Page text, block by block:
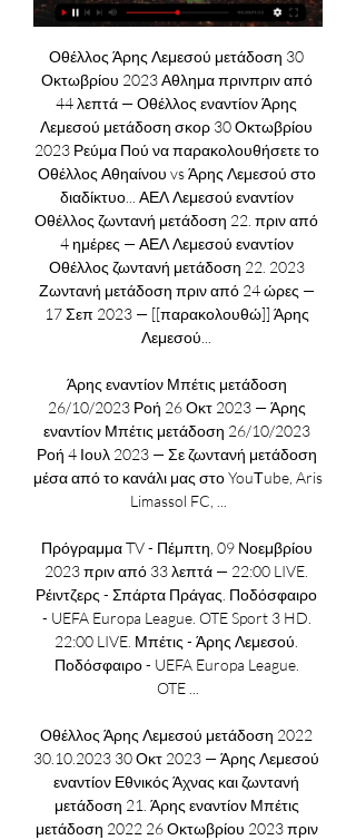
Οθέλλος Άρης Λεμεσού μετάδοση 30
Οκτωβρίου 2023 Αθλημα πρινπριν από
44 λεπτά — Οθέλλος εναντίον Άρης
Λεμεσού μετάδοση σκορ 30 Οκτωβρίου
2023 Ρεύμα Πού να παρακολουθήσετε το
Οθέλλος Αθηαίνου vs Άρης Λεμεσού στο
διαδίκτυο... ΑΕΛ Λεμεσού εναντίον
Οθέλλος ζωντανή μετάδοση 22. πριν από
4 ημέρες — ΑΕΛ Λεμεσού εναντίον
Οθέλλος ζωντανή μετάδοση 22. 2023
Ζωντανή μετάδοση πριν από 24 ώρες —
17 Σεπ 2023 — [[παρακολουθώ]] Άρης
Λεμεσού...
Άρης εναντίον Μπέτις μετάδοση
26/10/2023 Ροή 26 Οκτ 2023 — Άρης
εναντίον Μπέτις μετάδοση 26/10/2023
Ροή 4 Ιουλ 2023 — Σε ζωντανή μετάδοση
μέσα από το κανάλι μας στο YouΤube, Aris
Limassol FC, ...
Πρόγραμμα TV - Πέμπτη, 09 Νοεμβρίου
2023 πριν από 33 λεπτά — 22:00 LIVE.
Ρέιντζερς - Σπάρτα Πράγας. Ποδόσφαιρο
- UEFA Europa League. OTE Sport 3 HD.
22:00 LIVE. Μπέτις - Άρης Λεμεσού.
Ποδόσφαιρο - UEFA Europa League.
OTE ...
Οθέλλος Άρης Λεμεσού μετάδοση 2022
30.10.2023 30 Οκτ 2023 — Άρης Λεμεσού
εναντίον Εθνικός Άχνας και ζωντανή
μετάδοση 21. Άρης εναντίον Μπέτις
μετάδοση 2022 26 Οκτωβρίου 2023 πριν